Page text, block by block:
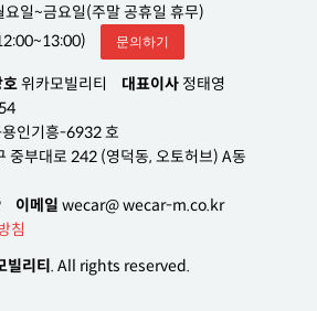
요일~금요일(주말 공휴일 휴무)
문의하기
호위카모빌리티 대표이사 정태영
인기흥-6932 호
중부대로 242 (영덕동, 오토허브) A동
이메일 wecar@ wecar-m.co.kr
침
빌리티. All rights reserved.